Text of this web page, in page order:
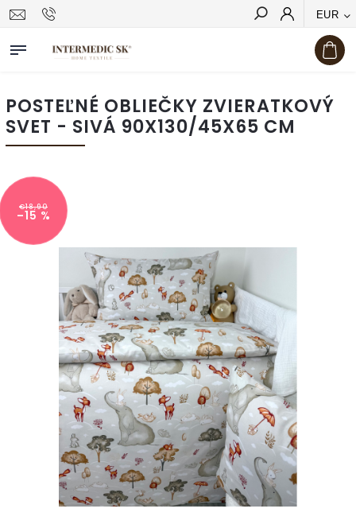
EUR
Hľadať
POSTEĽNÉ OBLIEČKY ZVIERATKOVÝ
SVET - SIVÁ 90X130/45X65 CM
€18,90
–15 %